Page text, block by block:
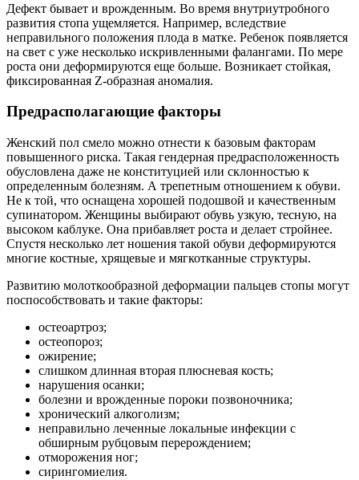
Дефект бывает и врожденным. Во время внутриутробного
развития стопа ущемляется. Например, вследствие
неправильного положения плода в матке. Ребенок появляется
на свет с уже несколько искривленными фалангами. По мере
роста они деформируются еще больше. Возникает стойкая,
фиксированная Z-образная аномалия.
Предрасполагающие факторы
Женский пол смело можно отнести к базовым факторам
повышенного риска. Такая гендерная предрасположенность
обусловлена даже не конституцией или склонностью к
определенным болезням. А трепетным отношением к обуви.
Не к той, что оснащена хорошей подошвой и качественным
супинатором. Женщины выбирают обувь узкую, тесную, на
высоком каблуке. Она прибавляет роста и делает стройнее.
Спустя несколько лет ношения такой обуви деформируются
многие костные, хрящевые и мягкотканные структуры.
Развитию молоткообразной деформации пальцев стопы могут
поспособствовать и такие факторы:
остеоартроз;
остеопороз;
ожирение;
слишком длинная вторая плюсневая кость;
нарушения осанки;
болезни и врожденные пороки позвоночника;
хронический алкоголизм;
неправильно леченные локальные инфекции с
обширным рубцовым перерождением;
отморожения ног;
сирингомиелия.